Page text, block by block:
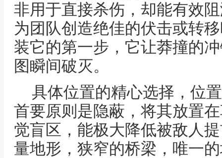
非用于直接杀伤，却能有效
为团队创造绝佳的伏击或转
装它的第一步，它让莽撞的
图瞬间破灭。
具体位置的精心选择，位
首要原则是隐蔽，将其放置
觉盲区，能极大降低被敌人
量地形，狭窄的桥梁，唯一